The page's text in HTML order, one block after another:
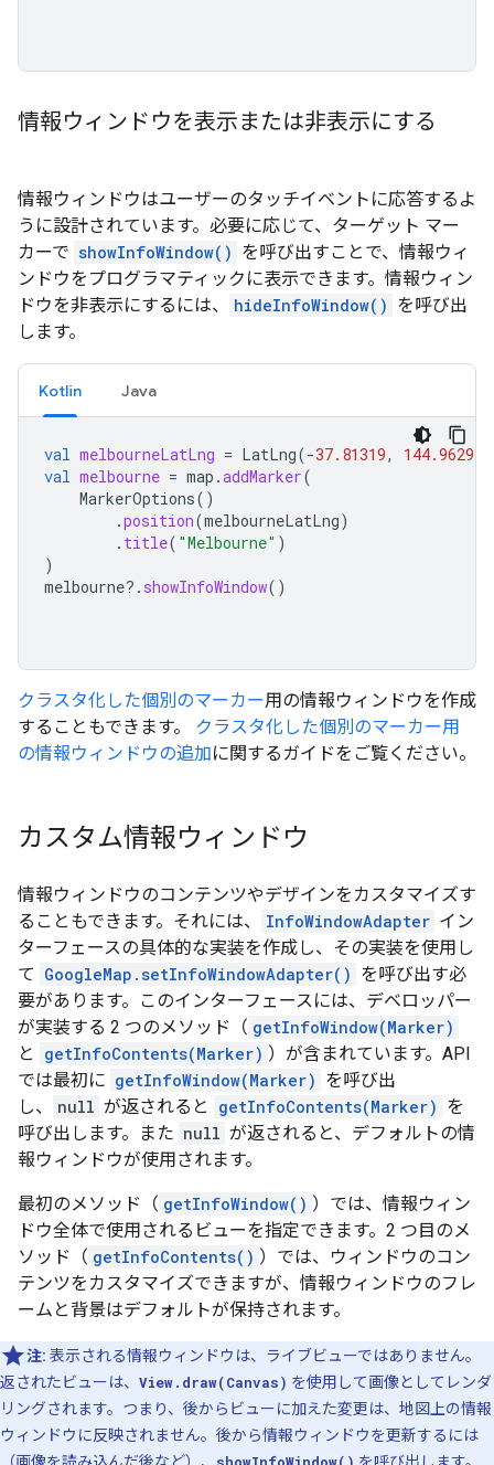
情報ウィンドウを表示または非表示にする
情報ウィンドウはユーザーのタッチイベントに応答するよ
うに設計されています。必要に応じて、ターゲット マー
カーで showInfoWindow() を呼び出すことで、情報ウィ
ンドウをプログラマティックに表示できます。情報ウィン
ドウを非表示にするには、
hideInfoWindow() を呼び出
します。
Kotlin Java
val melbourneLatLng = LatLng(-37.81319, 144.96298
val melbourne = map .addMarker(
MarkerOptions()
.position(melbourneLatLng)
. title( "Melbourne" )
)
melbourne?. showInfoWindow()
クラスタ化した個別のマーカー用の情報ウィンドウを作成
することもできます。 クラスタ化した個別のマーカー用
の情報ウィンドウの追加に関するガイドをご覧ください。
カスタム情報ウィンドウ
情報ウィンドウのコンテンツやデザインをカスタマイズす
ることもできます。それには、
InfoWindowAdapter イン
ターフェースの具体的な実装を作成し、その実装を使用し
て GoogleMap.setInfoWindowAdapter() を呼び出す必
要があります。このインターフェースには、デベロッパー
が実装する 2 つのメソッド（ getInfoWindow(Marker)
と
getInfoContents(Marker) ）が含まれています。API
では最初に getInfoWindow(Marker) を呼び出
し、
null が返されると getInfoContents(Marker) を
呼び出します。また null が返されると、デフォルトの情
報ウィンドウが使用されます。
最初のメソッド（ getInfoWindow() ）では、情報ウィン
ドウ全体で使用されるビューを指定できます。2 つ目のメ
ソッド（ getInfoContents() ）では、ウィンドウのコン
テンツをカスタマイズできますが、情報ウィンドウのフレ
ームと背景はデフォルトが保持されます。
注: 表示される情報ウィンドウは、ライブビューではありません。
返されたビューは、 View.draw(Canvas) を使用して画像としてレンダ
リングされます。つまり、後からビューに加えた変更は、地図上の情報
ウィンドウに反映されません。後から情報ウィンドウを更新するには